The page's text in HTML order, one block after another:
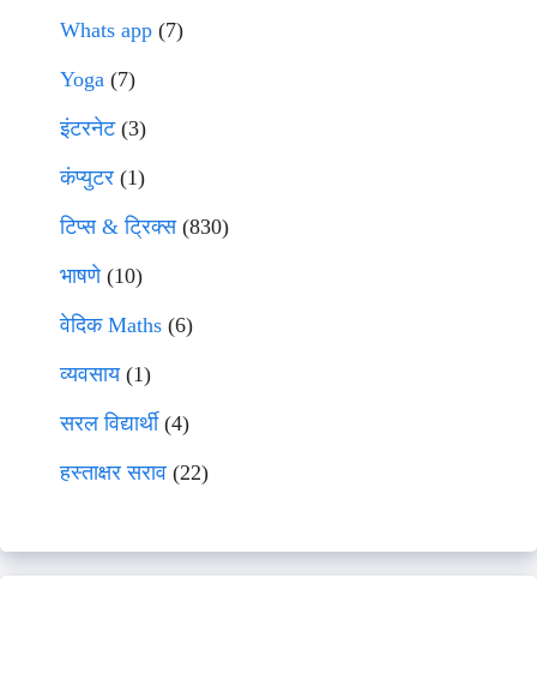
Whats app (7)
Yoga (7)
इंटरनेट(3)
कंप्युटर (1)
टिप्स & ट्रिक्स(830)
भाषणे(10)
वेदिक Maths (6)
व्यवसाय(1)
सरल विद्यार्थी(4)
हस्ताक्षर सराव (22)